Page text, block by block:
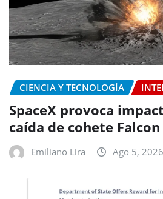
CIENCIA Y TECNOLOGÍA
SpaceX provoca
caída de cohete Falcon
Emiliano Lira Ago 5, 2026